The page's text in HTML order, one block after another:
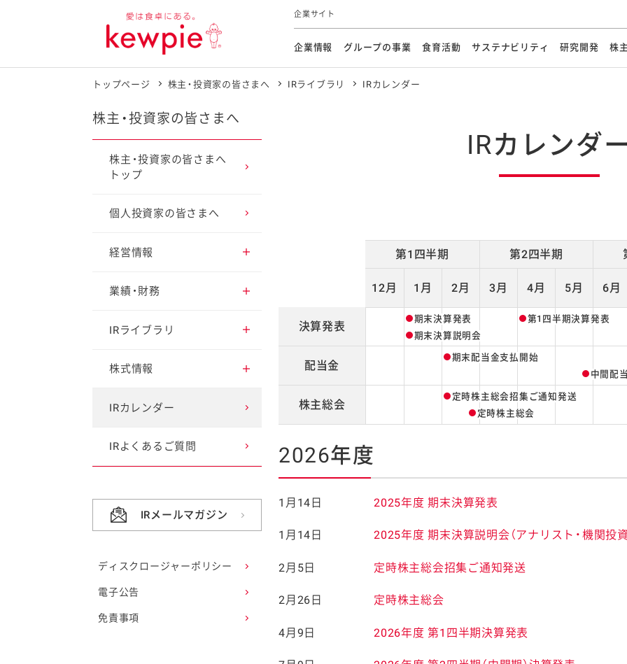
企業サイト
企業情報
トップメッセージ 基本方針
グループの事業
市販用
食育活動
食育活動方針
オープンキッチン（工場見学） マヨテ
サステナビリティ
トップメッセージ
人権の尊重
開示方針
ESGデータ集
研究開発
本部長メッセージ
株
個人投資家の皆さまへ
ディスクロージャーポリシー 電子公告
業務用商品 病院
ファインケミカル
IRカレンダ
第1四半期 第2四半期
12月 1月 2月 3月 4月 5月 6月
決算発表
期末決算発表
期末決算説明会
第1四半期決算発表
配当金
期末配当金支払開始
中間配
株主総会
定時株主総会招集ご通知発送
定時株主総会
2026年度
1月14日 2025年度 期末決算発表
1月14日 2025年度 期末決算説明会（アナリスト・機関投資
2月5日 定時株主総会招集ご通知発送
2月26日 定時株主総会
4月9日 2026年度 第1四半期決算発表
株主・投資家の皆さまへ
株主・投資家の皆さまへ
トップ
個人投資家の皆さまへ
経営情報
トップメッセージ
2030ビジョン・
事業のなりたち
海外展開
ビジネスモデル
業績・財務
業績ハイライト（通期/
IRライブラリ
IRイベント
決算短信
有価証券報告書
キユーピー便り（株主
株式情報
配当情報
株主優待情報
株式に関する手続き
株式・株主の状況
株価情報
IRカレンダー
IRよくあるご質問
IRメールマガジン
ディスクロージャーポリシー
電子公告
免責事項
トップページ 株主・投資家の皆さまへ IRライブラリ IRカレンダー